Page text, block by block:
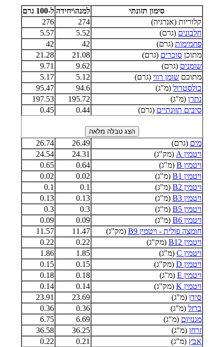
סימון תזונתי למנה\יחידה ל-100 גרם
קלוריות (אנרגיה)
274
276
חלבונים (גרם) 5.52
5.57
פחמימות (גרם) 42
42
מתוכן סוכרים (גרם) 21.08
21.28
שומנים (גרם) 9.62
9.71
מתוכם שומן רווי (גרם) 5.12
5.17
כולסטרול (מ"ג) 94.6
95.47
נתרן (מ"ג) 195.72
197.53
סיבים תזונתיים (גרם) 0.44
0.45
מים (גרם) 26.49
26.74
ויטמין A
(מק"ג) 24.31
24.54
ויטמין B
(מ"ג) 0.64
0.65
ויטמין B1
(מ"ג) 0.02
0.02
ויטמין B2
(מ"ג) 0.1
0.1
ויטמין B3
(מ"ג) 0.13
0.13
ויטמין B5
(מ"ג) 0.3
0.3
ויטמין B6
(מ"ג) 0.09
0.09
חומצה פולית - ויטמין B9
(מק"ג) 11.47
11.57
ויטמין B12
(מק"ג) 0.22
0.22
ויטמין C
(מ"ג) 1.85
1.86
ויטמין D
(מק"ג) 0.15
0.15
ויטמין E
(מ"ג) 0.18
0.18
ויטמין K
(מק"ג) 0.14
0.14
סידן (מ"ג) 23.69
23.91
ברזל (מ"ג) 0.36
0.36
מגנזיום (מ"ג) 6.69
6.75
זרחן (מ"ג) 36.25
36.58
אבץ (מ"ג) 0.21
0.22